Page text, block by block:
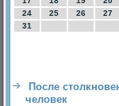
24
25 26 27
31
После
человек